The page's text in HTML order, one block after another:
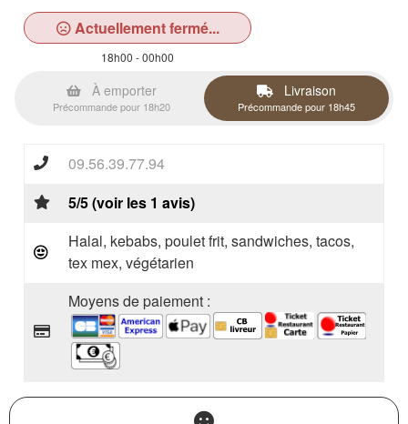
Actuellement fermé...
18h00 - 00h00
À emporter
Précommande pour 18h20
Livraison
Précommande pour 18h45
09.56.39.77.94
5/5 (voir les 1 avis)
Halal, kebabs, poulet frit, sandwiches, tacos,
tex mex, végétarien
Moyens de paiement :